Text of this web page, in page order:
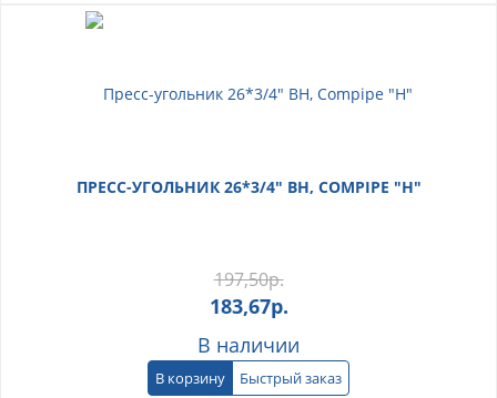
ПРЕСС-УГОЛЬНИК 26*3/4" ВН, COMPIPE "Н"
197,50р.
183,67р.
В наличии
В корзину Быстрый заказ